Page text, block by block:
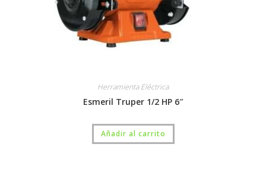
Herramienta Eléctrica
Esmeril Truper 1/2 HP 6″
Añadir al carrito